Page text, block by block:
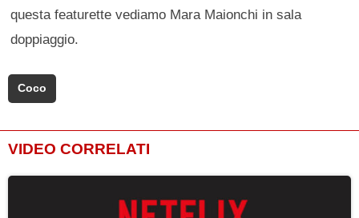
questa featurette vediamo Mara Maionchi in sala
doppiaggio.
Coco
VIDEO CORRELATI